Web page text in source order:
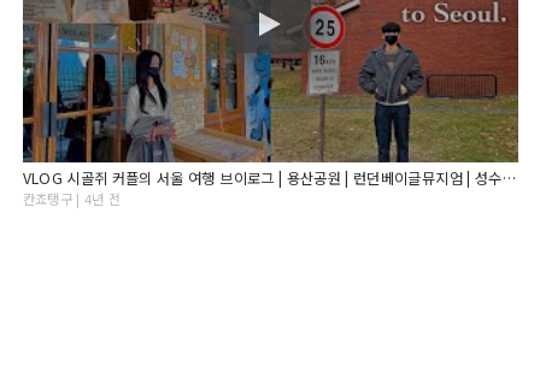
VLOG 시골쥐 커플의 서울 여행 브이로그 | 용산공원 | 런던베이글뮤지엄 | 성수동 | 진작다이닝 | 로와이드카페 | 한남동 | 카페사유 | 마르디메크르디 | Seoul
칸쵸탱구 | 4년 전